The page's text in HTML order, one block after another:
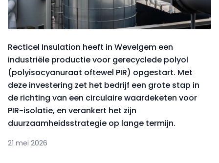
Recticel Insulation heeft in Wevelgem een
industriële productie voor gerecyclede polyol
(polyisocyanuraat oftewel PIR) opgestart. Met
deze investering zet het bedrijf een grote stap in
de richting van een circulaire waardeketen voor
PIR-isolatie, en verankert het zijn
duurzaamheidsstrategie op lange termijn.
21 mei 2026